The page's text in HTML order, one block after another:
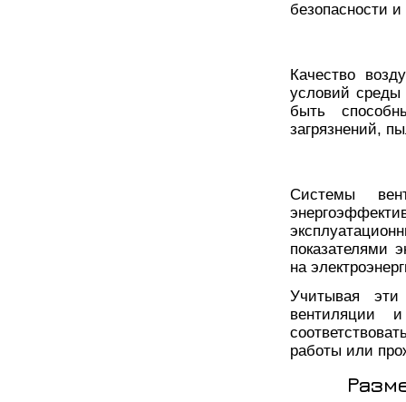
безопасности
Качество
условий
быть
загрязнений,
Системы
показателями
на
Учитывая
вентиляции
работы или